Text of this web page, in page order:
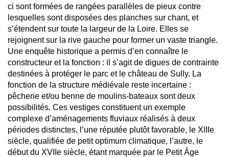
ci sont formées de rangées parallèles de pieux contre
lesquelles sont disposées des planches sur chant, et
s’étendent sur toute la largeur de la Loire. Elles se
rejoignent sur la rive gauche pour former un vaste triangle.
Une enquête historique a permis d’en connaître le
constructeur et la fonction : il s’agit de digues de contrainte
destinées à protéger le parc et le château de Sully. La
fonction de la structure médiévale reste incertaine :
pêcherie et/ou benne de moulins-bateaux sont deux
possibilités. Ces vestiges constituent un exemple
complexe d’aménagements fluviaux réalisés à deux
périodes distinctes, l’une réputée plutôt favorable, le XIIIe
siècle, qualifiée de petit optimum climatique, l’autre, le
début du XVIIe siècle, étant marquée par le Petit Âge